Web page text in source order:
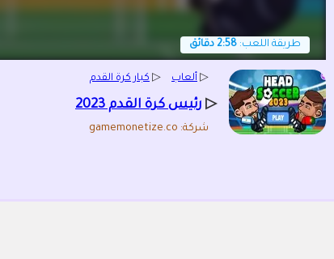
طريقة اللعب: 2:58 دقائق
▷ ألعاب ▷ كبار كرة القدم
▷ رئيس كرة القدم 2023
شركة: gamemonetize.co